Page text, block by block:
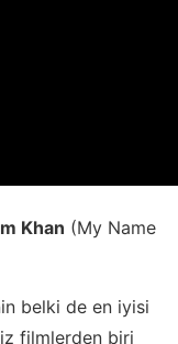
Khan (My Name
belki de en iyisi
filmlerden biri